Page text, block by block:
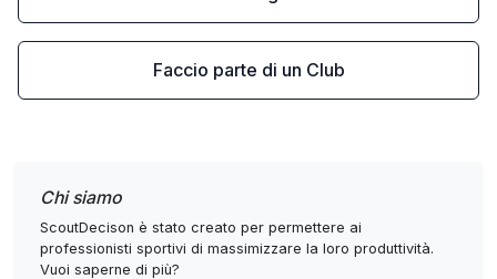
Faccio parte di un Club
Chi siamo
ScoutDecison è stato creato per permettere ai
professionisti sportivi di massimizzare la loro produttività.
Vuoi saperne di più?